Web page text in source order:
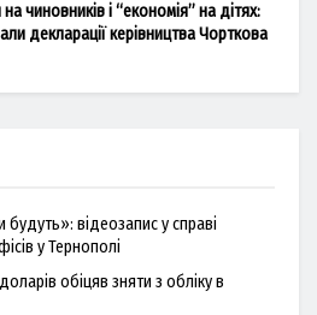
чиновників і “економія” на дітях:
декларації керівництва Чорткова
відеозапис у справі
у Тернополі
обіцяв зняти з обліку в